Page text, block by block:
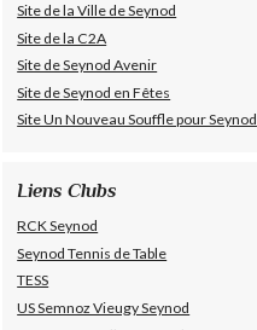
Site de la Ville de Seynod
Site de la C2A
Site de Seynod Avenir
Site de Seynod en Fêtes
Site Un Nouveau Souffle pour Seynod
Liens Clubs
RCK Seynod
Seynod Tennis de Table
TESS
US Semnoz Vieugy Seynod